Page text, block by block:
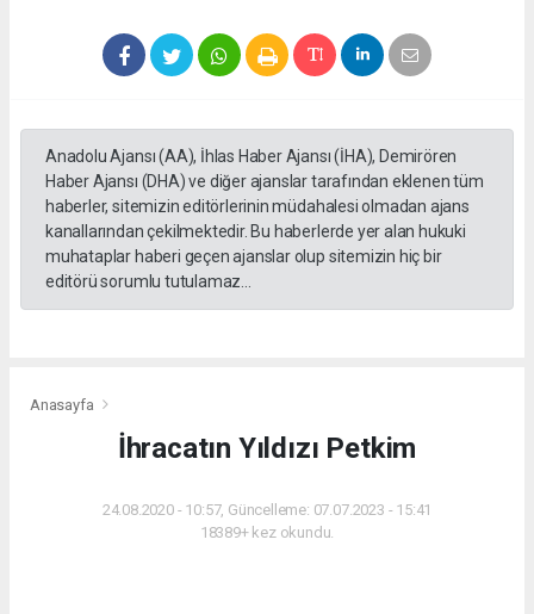
Anadolu Ajansı (AA), İhlas Haber Ajansı (İHA), Demirören
Haber Ajansı (DHA) ve diğer ajanslar tarafından eklenen tüm
haberler, sitemizin editörlerinin müdahalesi olmadan ajans
kanallarından çekilmektedir. Bu haberlerde yer alan hukuki
muhataplar haberi geçen ajanslar olup sitemizin hiç bir
editörü sorumlu tutulamaz...
Anasayfa
İhracatın Yıldızı Petkim
24.08.2020 - 10:57, Güncelleme: 07.07.2023 - 15:41
18389+ kez okundu.